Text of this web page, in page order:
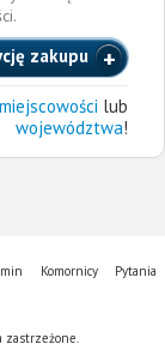
zakupu
miejscowości lub
województwa!
Komornicy
Pytania
zastrzeżone.